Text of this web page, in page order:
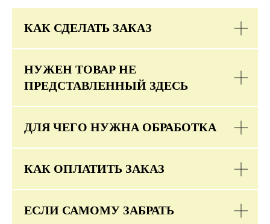
КАК СДЕЛАТЬ ЗАКАЗ
НУЖЕН ТОВАР НЕ
ПРЕДСТАВЛЕННЫЙ ЗДЕСЬ
ДЛЯ ЧЕГО НУЖНА ОБРАБОТКА
КАК ОПЛАТИТЬ ЗАКАЗ
ЕСЛИ САМОМУ ЗАБРАТЬ